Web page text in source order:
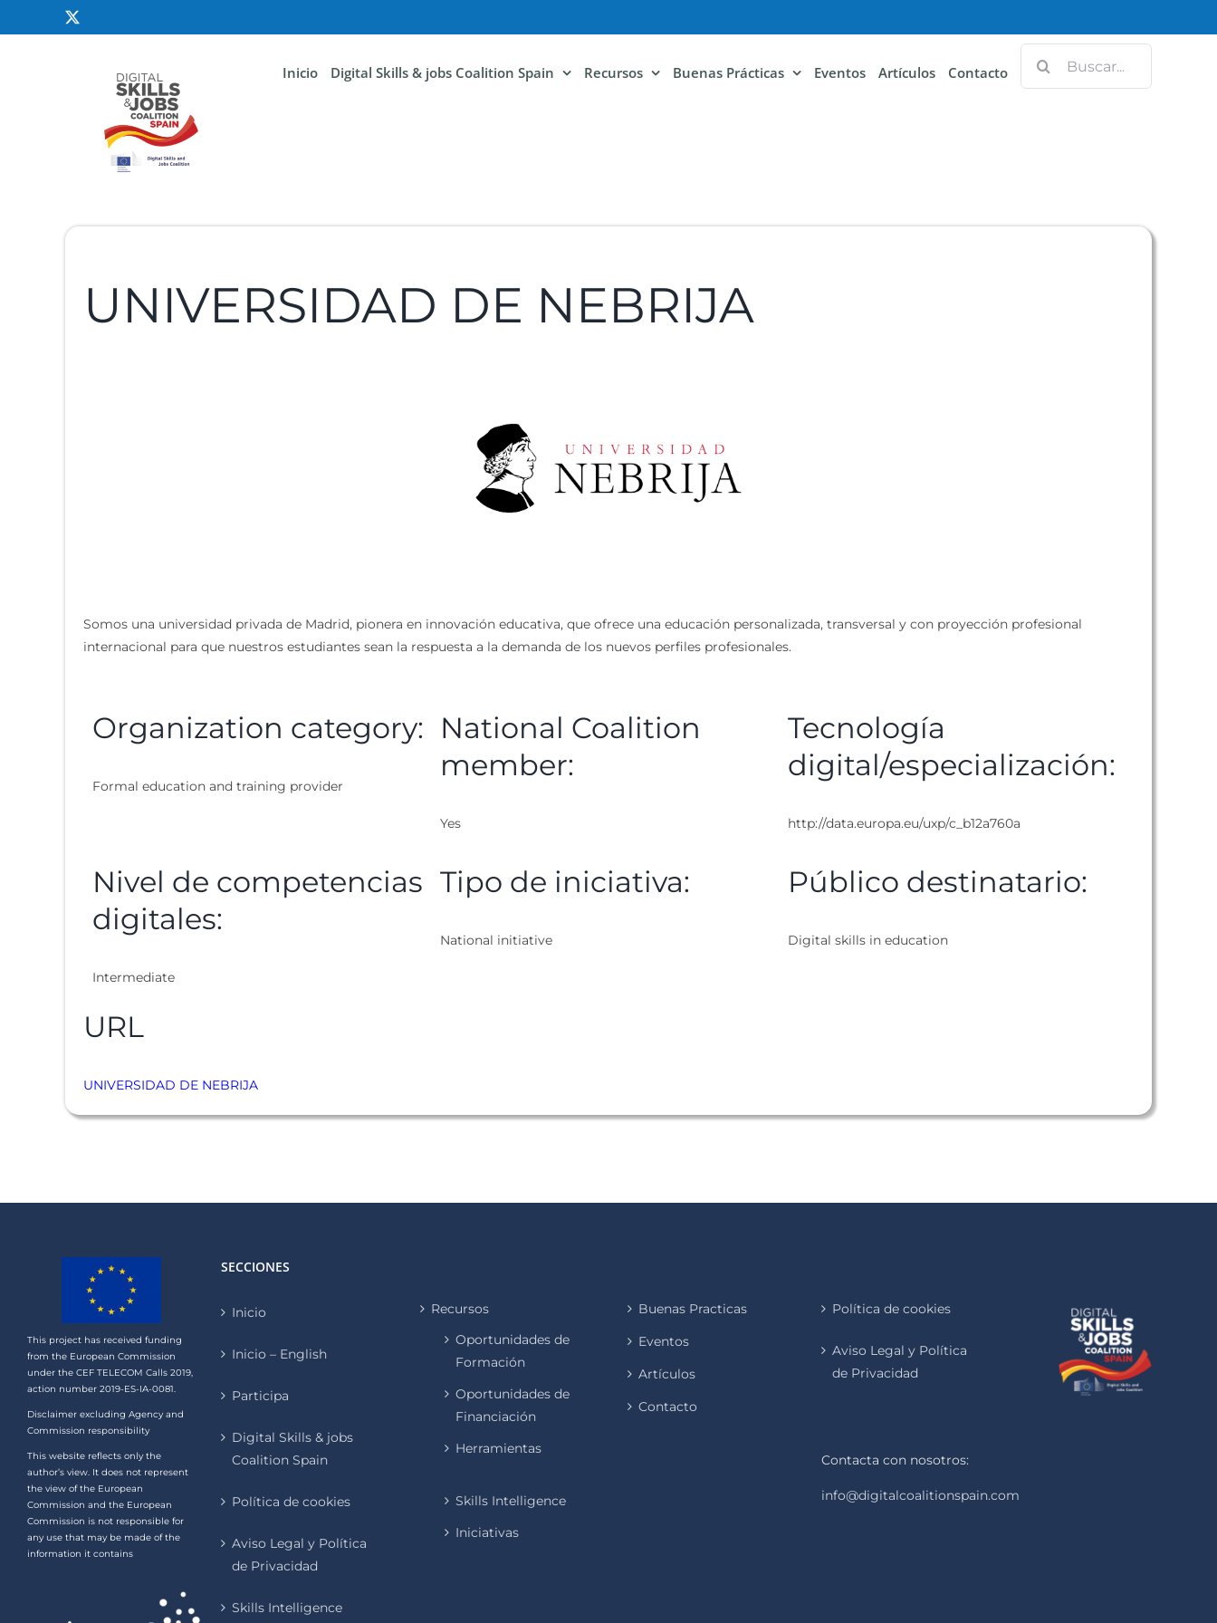
Inicio Digital Skills & jobs Coalition Spain Recursos Buenas Prácticas Eventos Artículos Contacto
UNIVERSIDAD DE NEBRIJA
Somos una universidad privada de Madrid, pionera en innovación educativa, que ofrece una educación personalizada, transversal y con proyección profesional
internacional para que nuestros estudiantes sean la respuesta a la demanda de los nuevos perfiles profesionales.
Organization category:
Formal education and training provider
National Coalition
member:
Yes
Tecnología
digital/especialización:
http://data.europa.eu/uxp/c_b12a760a
Nivel de competencias
digitales:
Intermediate
Tipo de iniciativa:
National initiative
Público destinatario:
Digital skills in education
URL
UNIVERSIDAD DE NEBRIJA
This project has received funding
from the European Commission
under the CEF TELECOM Calls 2019,
action number 2019-ES-IA-0081.
Disclaimer excluding Agency and
Commission responsibility
This website reflects only the
author’s view. It does not represent
the view of the European
Commission and the European
Commission is not responsible for
any use that may be made of the
information it contains
SECCIONES
Inicio
Inicio – English
Participa
Digital Skills & jobs
Coalition Spain
Política de cookies
Aviso Legal y Política
de Privacidad
Skills Intelligence
Recursos
Oportunidades de
Formación
Oportunidades de
Financiación
Herramientas
Skills Intelligence
Iniciativas
Buenas Practicas
Eventos
Artículos
Contacto
Política de cookies
Aviso Legal y Política
de Privacidad
Contacta con nosotros:
info@digitalcoalitionspain.com